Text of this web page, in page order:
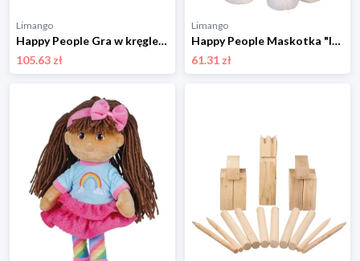
Limango
Happy People Gra w kręgle - 3+ rozmiar: onesize
105.63 zł
Limango
Happy People Maskotka "Idefix" - 0+ rozmiar: onesize
61.31 zł